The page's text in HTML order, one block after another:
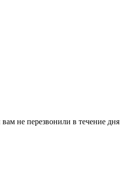
не перезвонили в течение дня